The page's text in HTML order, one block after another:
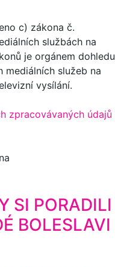
c) zákona č.
službách na
je orgánem dohledu
mediálních služeb na
vysílání.
zpracovávaných údajů
SI PORADILI
BOLESLAVI